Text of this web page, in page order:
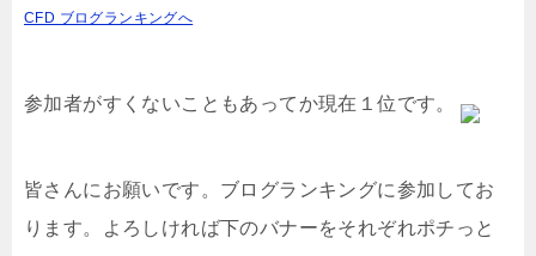
CFD ブログランキングへ
参加者がすくないこともあってか現在１位です。
皆さんにお願いです。ブログランキングに参加してお
ります。よろしければ下のバナーをそれぞれポチっと